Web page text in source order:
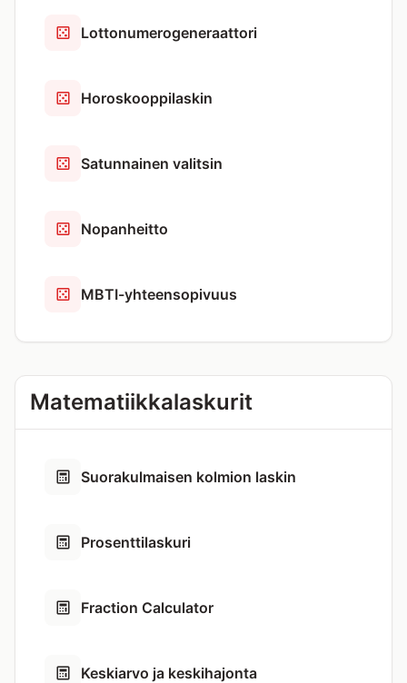
Lottonumerogeneraattori
Horoskooppilaskin
Satunnainen valitsin
Nopanheitto
MBTI-yhteensopivuus
Matematiikkalaskurit
Suorakulmaisen kolmion laskin
Prosenttilaskuri
Fraction Calculator
Keskiarvo ja keskihajonta